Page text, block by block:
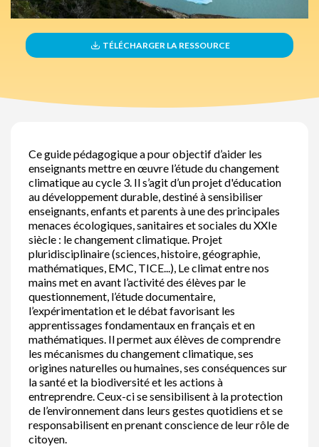
TÉLÉCHARGER LA RESSOURCE
Ce guide pédagogique a pour objectif d’aider les
enseignants mettre en œuvre l’étude du changement
climatique au cycle 3. Il s’agit d’un projet d'éducation
au développement durable, destiné à sensibiliser
enseignants, enfants et parents à une des principales
menaces écologiques, sanitaires et sociales du XXIe
siècle : le changement climatique. Projet
pluridisciplinaire (sciences, histoire, géographie,
mathématiques, EMC, TICE...), Le climat entre nos
mains met en avant l’activité des élèves par le
questionnement, l’étude documentaire,
l’expérimentation et le débat favorisant les
apprentissages fondamentaux en français et en
mathématiques. Il permet aux élèves de comprendre
les mécanismes du changement climatique, ses
origines naturelles ou humaines, ses conséquences sur
la santé et la biodiversité et les actions à
entreprendre. Ceux-ci se sensibilisent à la protection
de l’environnement dans leurs gestes quotidiens et se
responsabilisent en prenant conscience de leur rôle de
citoyen.